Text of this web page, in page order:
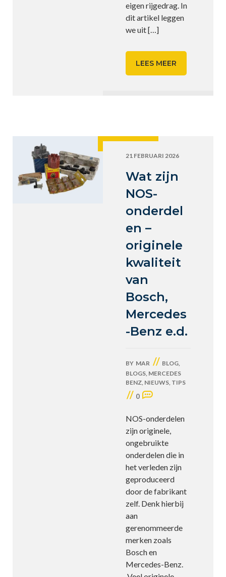
eigen rijgedrag. In
dit artikel leggen
we uit[…]
LEES MEER
21 FEBRUARI 2026
Wat zijn
NOS-
onderdel
en –
originele
kwaliteit
van
Bosch,
Mercedes
-Benz e.d.
BY MAR // BLOG,
BLOGS, MERCEDES
BENZ, NIEUWS, TIPS
// 0
NOS-onderdelen
zijn originele,
ongebruikte
onderdelen die in
het verleden zijn
geproduceerd
door de fabrikant
zelf. Denk hierbij
aan
gerenommeerde
merken zoals
Bosch en
Mercedes-Benz.